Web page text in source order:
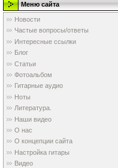
Меню сайта
Новости
Частые вопросы/ответы
Интересные ссылки
Блог
Статьи
Фотоальбом
Гитарные аудио
Ноты
Литература.
Наши видео
О нас
О концепции сайта
Настройка гитары
Видео